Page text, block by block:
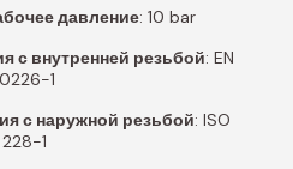
давление: 10 bar
с внутренней резьбой: EN
1
с наружной резьбой: ISO
228-1